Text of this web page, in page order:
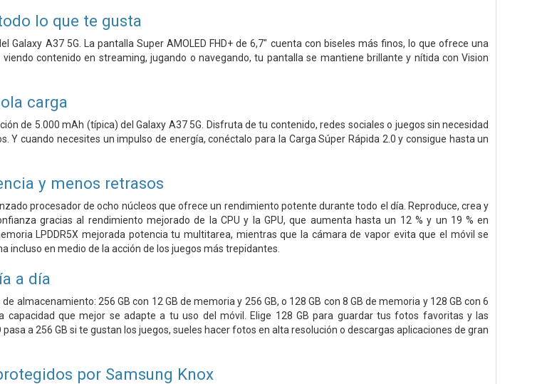
lo que te gusta
Galaxy A37 5G. La pantalla Super AMOLED FHD+ de 6,7" cuenta con biseles más finos, lo que ofrece una
contenido en streaming, jugando o navegando, tu pantalla se mantiene brillante y nítida con Vision
carga
de 5.000 mAh (típica) del Galaxy A37 5G. Disfruta de tu contenido, redes sociales o juegos sin necesidad
Y cuando necesites un impulso de energía, conéctalo para la Carga Súper Rápida 2.0 y consigue hasta un
y menos retrasos
procesador de ocho núcleos que ofrece un rendimiento potente durante todo el día. Reproduce, crea y
gracias al rendimiento mejorado de la CPU y la GPU, que aumenta hasta un 12 % y un 19 % en
LPDDR5X mejorada potencia tu multitarea, mientras que la cámara de vapor evita que el móvil se
incluso en medio de la acción de los juegos más trepidantes.
a día
almacenamiento: 256 GB con 12 GB de memoria y 256 GB, o 128 GB con 8 GB de memoria y 128 GB con 6
capacidad que mejor se adapte a tu uso del móvil. Elige 128 GB para guardar tus fotos favoritas y las
a 256 GB si te gustan los juegos, sueles hacer fotos en alta resolución o descargas aplicaciones de gran
por Samsung Knox